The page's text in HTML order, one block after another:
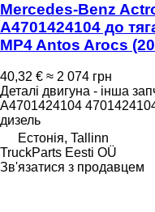
Mercedes-Benz
A4701424104 до
MP4 Antos Arocs
40,32 € ≈ 2 074 грн
Деталі двигуна - інша
A4701424104
дизель
Естонія, Tallinn
TruckParts Eesti OÜ
Зв'язатися з продавцем